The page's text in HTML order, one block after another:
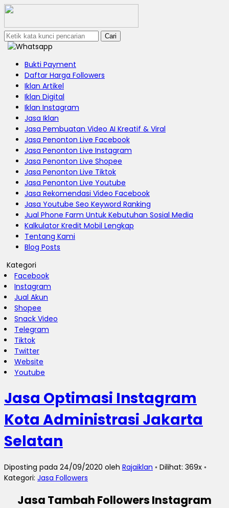
Cari
Bukti Payment
Daftar Harga Followers
Iklan Artikel
Iklan Digital
Iklan Instagram
Jasa Iklan
Jasa Pembuatan Video AI Kreatif & Viral
Jasa Penonton Live Facebook
Jasa Penonton Live Instagram
Jasa Penonton Live Shopee
Jasa Penonton Live Tiktok
Jasa Penonton Live Youtube
Jasa Rekomendasi Video Facebook
Jasa Youtube Seo Keyword Ranking
Jual Phone Farm Untuk Kebutuhan Sosial Media
Kalkulator Kredit Mobil Lengkap
Tentang Kami
Blog Posts
Kategori
Facebook
Instagram
Jual Akun
Shopee
Snack Video
Telegram
Tiktok
Twitter
Website
Youtube
Jasa Optimasi Instagram
Kota Administrasi Jakarta
Selatan
Diposting pada 24/09/2020 oleh Rajaiklan ◦ Dilihat: 369x ◦
Kategori: Jasa Followers
Jasa Tambah Followers Instagram